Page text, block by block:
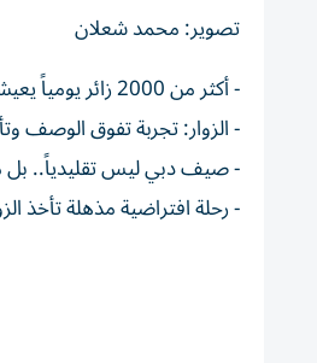
تصوير: محمد شعلان
- أكثر من 2000 زائر يومياً يعيشون سحر المستقبل في «آيا يونيفرس»
- الزوار: تجربة تفوق الوصف
- صيف دبي ليس تقليدياً.. بل
- رحلة افتراضية مذهلة